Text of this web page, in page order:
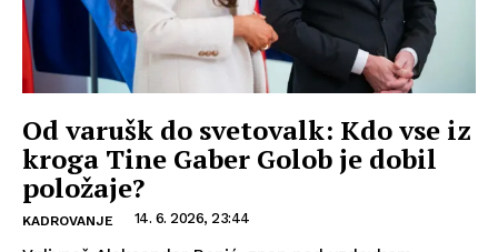
Od varušk do svetovalk: Kdo vse iz
kroga Tine Gaber Golob je dobil
položaje?
KADROVANJE 14. 6. 2026, 23:44